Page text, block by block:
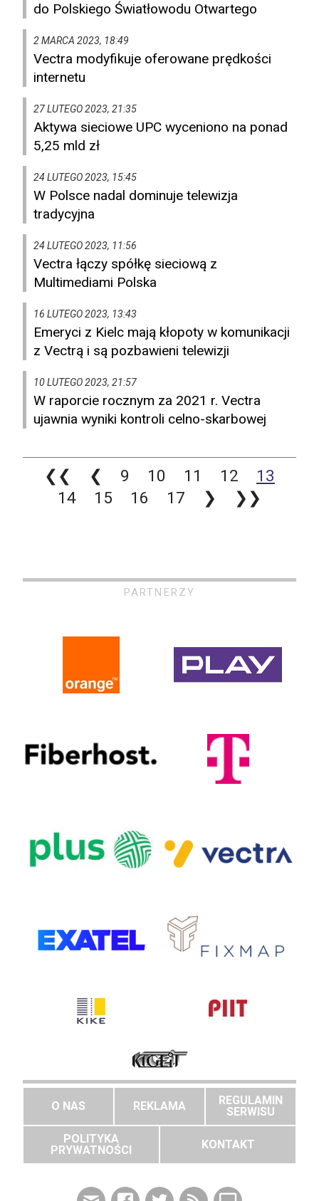
do Polskiego Światłowodu Otwartego
2 MARCA 2023, 18:49
Vectra modyfikuje oferowane prędkości
internetu
27 LUTEGO 2023, 21:35
Aktywa sieciowe UPC wyceniono na ponad
5,25 mld zł
24 LUTEGO 2023, 15:45
W Polsce nadal dominuje telewizja
tradycyjna
24 LUTEGO 2023, 11:56
Vectra łączy spółkę sieciową z
Multimediami Polska
16 LUTEGO 2023, 13:43
Emeryci z Kielc mają kłopoty w komunikacji
z Vectrą i są pozbawieni telewizji
10 LUTEGO 2023, 21:57
W raporcie rocznym za 2021 r. Vectra
ujawnia wyniki kontroli celno-skarbowej
❮❮ ❮ 9 10 11 12
13
14
15 16 17 ❯ ❯❯
PARTNERZY
O NAS REKLAMA
REGULAMIN
SERWISU
POLITYKA
PRYWATNOŚCI
KONTAKT